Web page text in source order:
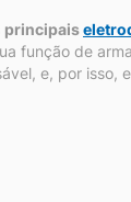
principais
função de
e, por isso,
nossas dicas